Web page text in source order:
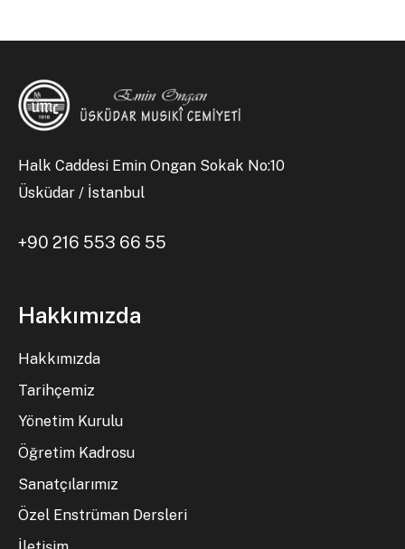
Halk Caddesi Emin Ongan Sokak No:10
Üsküdar / İstanbul
+90 216 553 66 55
Hakkımızda
Hakkımızda
Tarihçemiz
Yönetim Kurulu
Öğretim Kadrosu
Sanatçılarımız
Özel Enstrüman Dersleri